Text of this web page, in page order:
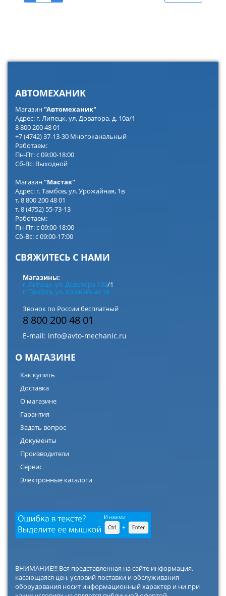
АВТОМЕХАНИК
Магазин"Автомеханик"
Адрес: г. Липецк, ул. Доватора, д. 10а/1
8 800 200 48 01
+7 (4742) 37-13-30 Многоканальный
Работаем:
Пн-Пт: с 09:00-18:00
Сб-Вс: Выходной
Магазин"Мастак"
Адрес: г. Тамбов, ул. Урожайная, 1в
т. 8 800 200 48 01
т. 8 (4752) 55-73-13
Работаем:
Пн-Пт: с 09:00-18:00
Сб-Вс: с 09:00-17:00
СВЯЖИТЕСЬ С НАМИ
Магазины:
г. Липецк, ул. Доватора 10а/1
г. Тамбов, ул. Урожайная 1в
Звонок по России бесплатный
8 800 200 48 01
E-mail: info@avto-mechanic.ru
О МАГАЗИНЕ
Как купить
Доставка
О магазине
Гарантия
Задать вопрос
Документы
Производители
Сервис
Электронные каталоги
ВНИМАНИЕ!!! Вся представленная на сайте информация,
касающаяся цен, условий поставки и обслуживания
оборудования носит информационный характер и ни при